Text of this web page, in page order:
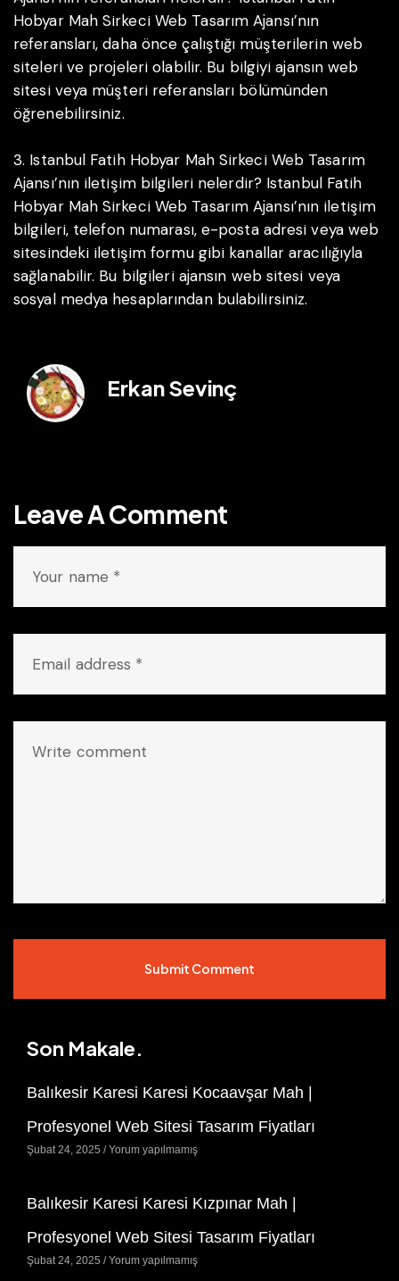
Hobyar Mah Sirkeci Web Tasarım Ajansı’nın
referansları, daha önce çalıştığı müşterilerin web
siteleri ve projeleri olabilir. Bu bilgiyi ajansın web
sitesi veya müşteri referansları bölümünden
öğrenebilirsiniz.
3. Istanbul Fatih Hobyar Mah Sirkeci Web Tasarım
Ajansı’nın iletişim bilgileri nelerdir?Istanbul Fatih
Hobyar Mah Sirkeci Web Tasarım Ajansı’nın iletişim
bilgileri, telefon numarası, e-posta adresi veya web
sitesindeki iletişim formu gibi kanallar aracılığıyla
sağlanabilir. Bu bilgileri ajansın web sitesi veya
sosyal medya hesaplarından bulabilirsiniz.
Erkan Sevinç
Leave A Comment
Submit Comment
Son Makale.
Balıkesir Karesi Karesi Kocaavşar Mah |
Profesyonel Web Sitesi Tasarım Fiyatları
Şubat 24, 2025 Yorum yapılmamış
Balıkesir Karesi Karesi Kızpınar Mah |
Profesyonel Web Sitesi Tasarım Fiyatları
Şubat 24, 2025 Yorum yapılmamış